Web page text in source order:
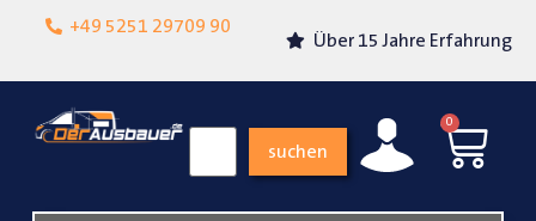
+49 5251 29709 90
Lokalgeschäft in
Über 15 Jahre Erfahrung
suchen
0